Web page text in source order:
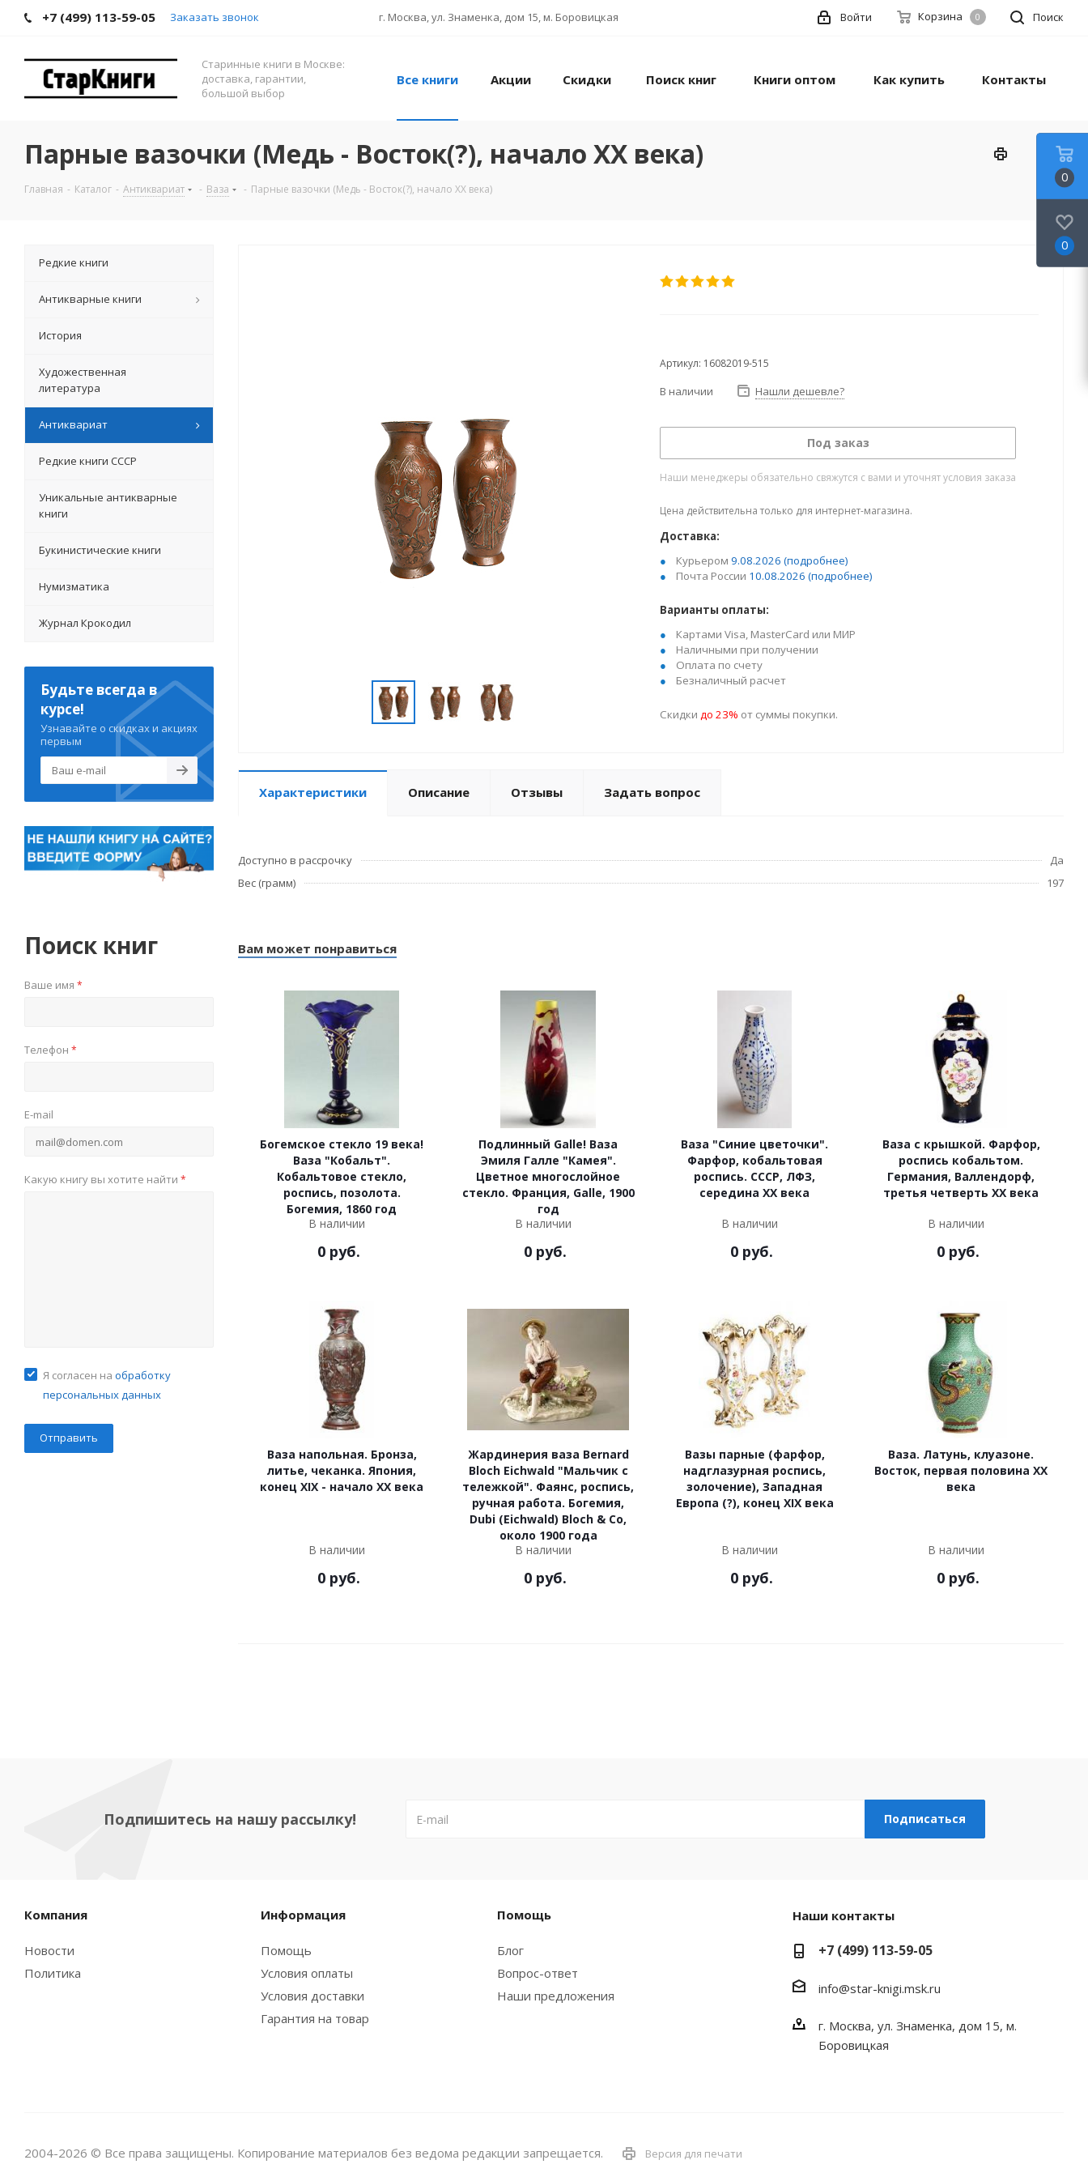
+7 (499) 113-59-05 Заказать звонок г. Москва, ул. Знаменка, дом 15, м. Боровицкая Поиск
Корзина 0
Войти
Старинные книги в Москве:
доставка, гарантии,
большой выбор
Все книги Акции Скидки Поиск книг Книги оптом Как купить Контакты
Парные вазочки (Медь - Восток(?), начало ХХ века)
Главная - Каталог - Антиквариат - Ваза - Парные вазочки (Медь - Восток(?), начало ХХ века)
Артикул: 16082019-515
В наличии Нашли дешевле?
Под заказ
Наши менеджеры обязательно свяжутся с вами и уточнят условия заказа
Цена действительна только для интернет-магазина.
Доставка:
Курьером 9.08.2026 (подробнее)
Почта России 10.08.2026 (подробнее)
Варианты оплаты:
Картами Visa, MasterCard или МИР
Наличными при получении
Оплата по счету
Безналичный расчет
Скидки до 23% от суммы покупки.
Характеристики Описание Отзывы Задать вопрос
Доступно в рассрочку
Да
Вес (грамм)
197
Вам может понравиться
Богемское стекло 19 века!
Ваза "Кобальт".
Кобальтовое стекло,
роспись, позолота.
Богемия, 1860 год
В наличии
0 руб.
Подлинный Galle! Ваза
Эмиля Галле "Камея".
Цветное многослойное
стекло. Франция, Galle, 1900
год
В наличии
0 руб.
Ваза "Синие цветочки".
Фарфор, кобальтовая
роспись. СССР, ЛФЗ,
середина XX века
В наличии
0 руб.
Ваза с крышкой. Фарфор,
роспись кобальтом.
Германия, Валлендорф,
третья четверть ХХ века
В наличии
0 руб.
Ваза напольная. Бронза,
литье, чеканка. Япония,
конец XIX - начало ХХ века
В наличии
0 руб.
Жардинерия ваза Bernard
Bloch Eichwald "Мальчик с
тележкой". Фаянс, роспись,
ручная работа. Богемия,
Dubi (Eichwald) Bloch & Co,
около 1900 года
В наличии
0 руб.
Вазы парные (фарфор,
надглазурная роспись,
золочение), Западная
Европа (?), конец XIX века
В наличии
0 руб.
Ваза. Латунь, клуазоне.
Восток, первая половина ХХ
века
В наличии
0 руб.
Редкие книги
Антикварные книги
История
Художественная
литература
Антиквариат
Редкие книги СССР
Уникальные антикварные
книги
Букинистические книги
Нумизматика
Журнал Крокодил
Будьте всегда в
курсе!
Узнавайте о скидках и акциях
первым
Поиск книг
Ваше имя *
Телефон *
E-mail
Какую книгу вы хотите найти *
Я согласен на обработку
персональных данных
Подпишитесь на нашу рассылку!
Компания
Новости
Политика
Информация
Помощь
Условия оплаты
Условия доставки
Гарантия на товар
Помощь
Блог
Вопрос-ответ
Наши предложения
Наши контакты
+7 (499) 113-59-05
info@star-knigi.msk.ru
г. Москва, ул. Знаменка, дом 15, м.
Боровицкая
2004-2026 © Все права защищены. Копирование материалов без ведома редакции запрещается. Версия для печати
0
0